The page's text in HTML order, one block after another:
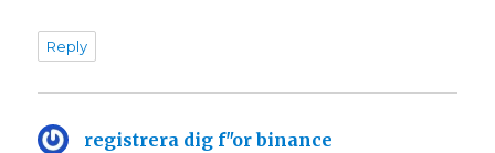
Reply
registrera dig f"or binance